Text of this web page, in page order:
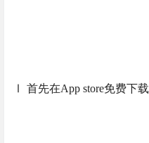
Ⅰ 首先在App store免费下载